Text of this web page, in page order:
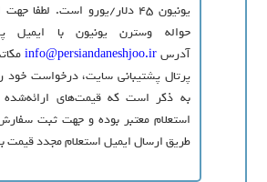
یونیون 45 دلار/يورو است. لطفا
حواله وسترن یونیون با ایمیل
آدرسinfo@persiandaneshjoo.ir
پرتال پشتيباني سايت، درخواست خود
به ذکر است که قيمت‌هاي ارائه‌شده
استعلام معتبر بوده و جهت ثبت
طريق ارسال ايميل استعلام مجدد قيمت